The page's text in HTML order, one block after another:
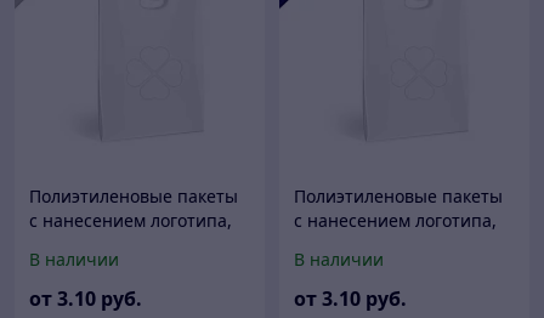
Полиэтиленовые пакеты
с нанесением логотипа,
В наличии
от3.10 руб.
Полиэтиленовые пакеты
с нанесением логотипа,
В наличии
от3.10 руб.